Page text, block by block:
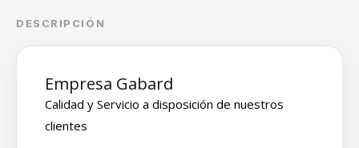
DESCRIPCIÓN
Empresa Gabard
Calidad y Servicio a disposición de nuestros
clientes